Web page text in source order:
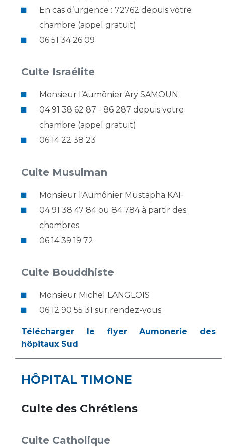
En cas d’urgence : 72762 depuis votre
chambre (appel gratuit)
06 51 34 26 09
Culte Israélite
Monsieur l’Aumônier Ary SAMOUN
04 91 38 62 87 - 86 287 depuis votre
chambre (appel gratuit)
06 14 22 38 23
Culte Musulman
Monsieur l'Aumônier Mustapha KAF
04 91 38 47 84 ou 84 784 à partir des
chambres
06 14 39 19 72
Culte Bouddhiste
Monsieur Michel LANGLOIS
06 12 90 55 31 sur rendez-vous
Télécharger le flyer Aumonerie des
hôpitaux Sud
HÔPITAL TIMONE
Culte des Chrétiens
Culte Catholique